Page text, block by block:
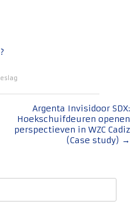
Argenta Invisidoor SDX:
Hoekschuifdeuren openen
perspectieven in WZC Cadiz
(Case study) →